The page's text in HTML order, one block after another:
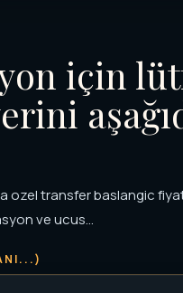
için
transfer baslangic fiyat
ve ucus...